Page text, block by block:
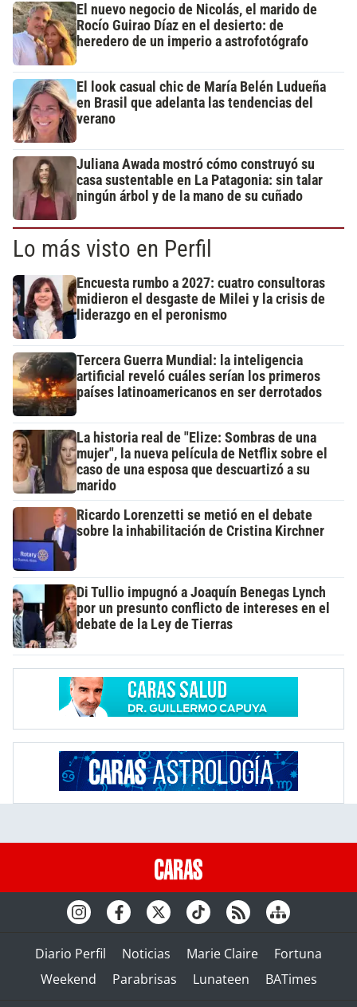
El nuevo negocio de Nicolás, el marido de
Rocío Guirao Díaz en el desierto: de
heredero de un imperio a astrofotógrafo
El look casual chic de María Belén Ludueña
en Brasil que adelanta las tendencias del
verano
Juliana Awada mostró cómo construyó su
casa sustentable en La Patagonia: sin talar
ningún árbol y de la mano de su cuñado
Lo más visto en Perfil
Encuesta rumbo a 2027: cuatro consultoras
midieron el desgaste de Milei y la crisis de
liderazgo en el peronismo
Tercera Guerra Mundial: la inteligencia
artificial reveló cuáles serían los primeros
países latinoamericanos en ser derrotados
La historia real de "Elize: Sombras de una
mujer", la nueva película de Netflix sobre el
caso de una esposa que descuartizó a su
marido
Ricardo Lorenzetti se metió en el debate
sobre la inhabilitación de Cristina Kirchner
Di Tullio impugnó a Joaquín Benegas Lynch
por un presunto conflicto de intereses en el
debate de la Ley de Tierras
Diario Perfil Noticias Marie Claire
Fortuna
Weekend
Parabrisas Lunateen BATimes